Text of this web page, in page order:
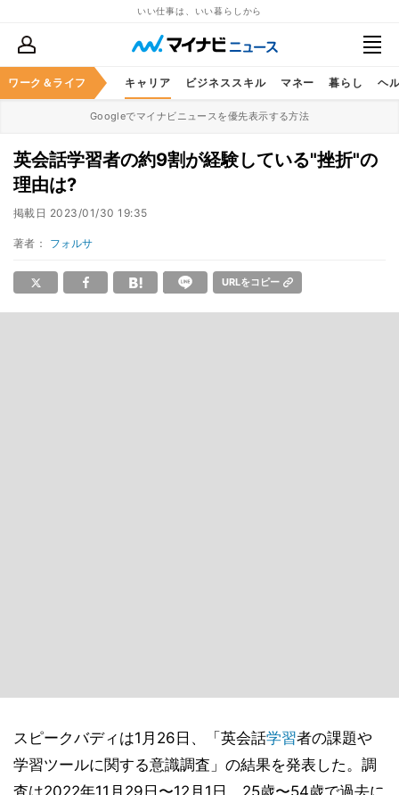
いい仕事は、いい暮らしから
ワーク＆ライフ キャリア ビジネススキル マネー 暮らし ヘ
Googleでマイナビニュースを優先表示する方法
英会話学習者の約9割が経験している"挫折"の
理由は?
掲載日 2023/01/30 19:35
著者： フォルサ
URLをコピー
スピークバディは1月26日、「英会話学習者の課題や
学習ツールに関する意識調査」の結果を発表した。調
査は2022年11月29日〜12月1日、25歳〜54歳で過去に